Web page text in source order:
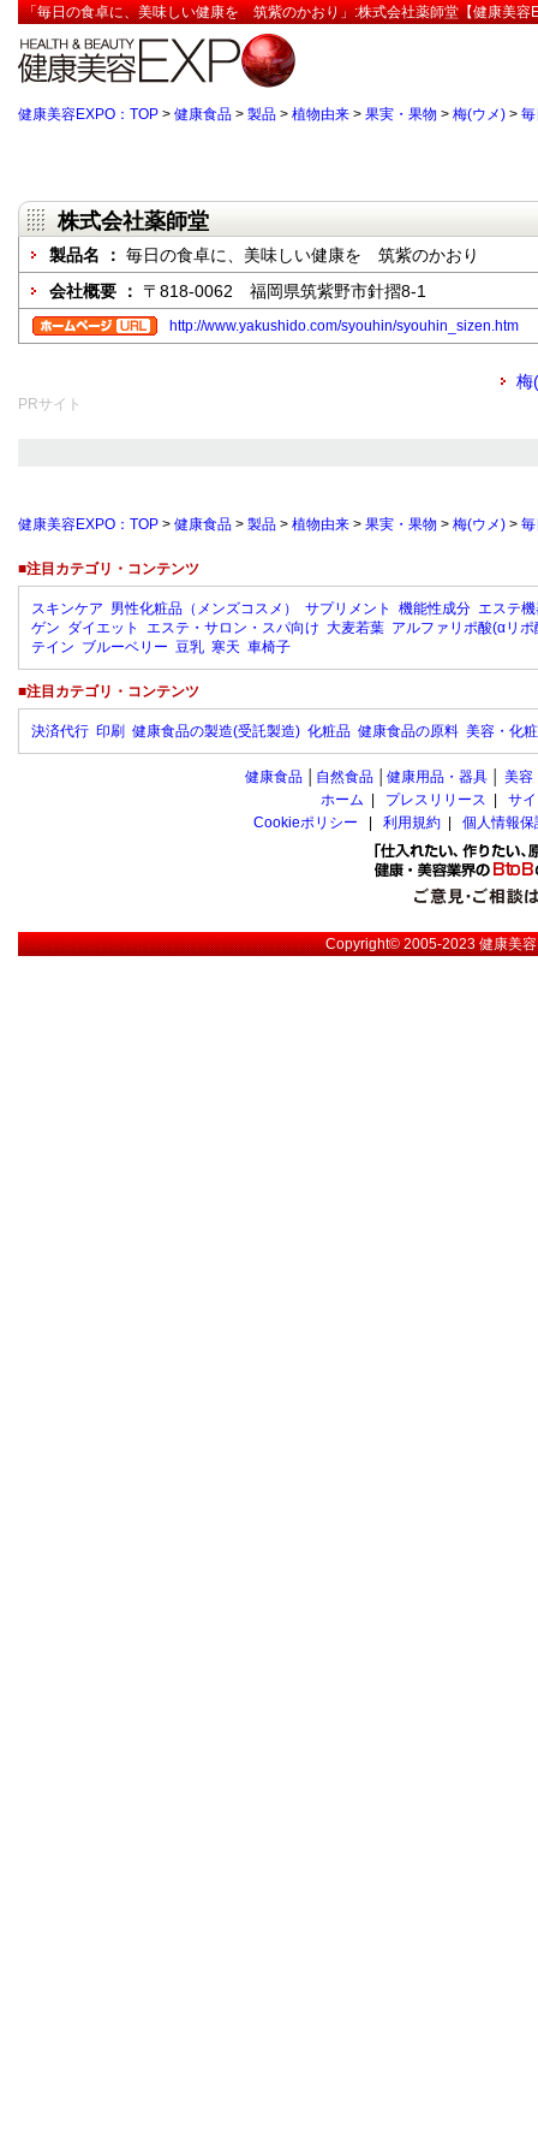
「毎日の食卓に、美味しい健康を 筑紫のかおり」:株式会社薬師堂【健康美容
健康美容EXPO：TOP > 健康食品 > 製品 > 植物由来 > 果実・果物 > 梅(ウメ) >
株式会社薬師堂
製品名 ： 毎日の食卓に、美味しい健康を 筑紫のかおり
会社概要 ： 〒818-0062 福岡県筑紫野市針摺8-1
http://www.yakushido.com/syouhin/syouhin_sizen.htm
梅
PRサイト
健康美容EXPO：TOP > 健康食品 > 製品 > 植物由来 > 果実・果物 > 梅(ウメ) >
■注目カテゴリ・コンテンツ
スキンケア 男性化粧品（メンズコスメ） サプリメント 機能性成分 エステ
ゲン ダイエット エステ・サロン・スパ向け 大麦若葉 アルファリポ酸(αリポ
テイン ブルーベリー 豆乳 寒天 車椅子
■注目カテゴリ・コンテンツ
決済代行 印刷 健康食品の製造(受託製造) 化粧品 健康食品の原料 美容・化
健康食品 自然食品 健康用品・器具 美容
ホーム
プレスリリース
サ
Cookieポリシー
利用規約 個人情報
Copyright© 2005-2023健康美